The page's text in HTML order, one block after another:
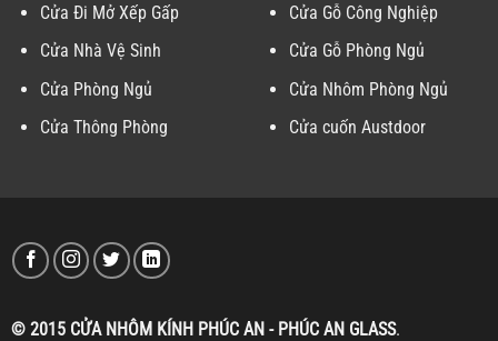
Cửa Đi Mở Xếp Gấp
Cửa Nhà Vệ Sinh
Cửa Phòng Ngủ
Cửa Thông Phòng
Cửa Gỗ Công Nghiệp
Cửa Gỗ Phòng Ngủ
Cửa Nhôm Phòng Ngủ
Cửa cuốn Austdoor
© 2015 CỬA NHÔM KÍNH PHÚC AN - PHÚC AN GLASS.